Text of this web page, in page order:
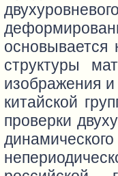
структуры
изображения
китайской
проверки